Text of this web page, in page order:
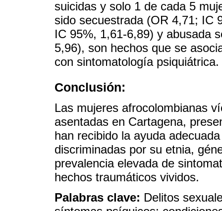
suicidas y solo 1 de cada 5
sido secuestrada (OR 4,71; IC
IC 95%, 1,61-6,89) y abusada
5,96), son hechos que se
con sintomatología psiquiátrica.
Conclusión:
Las mujeres afrocolombianas
asentadas en Cartagena,
han recibido la ayuda
discriminadas por su etnia,
prevalencia elevada de
hechos traumáticos vividos.
Palabras clave: Delitos